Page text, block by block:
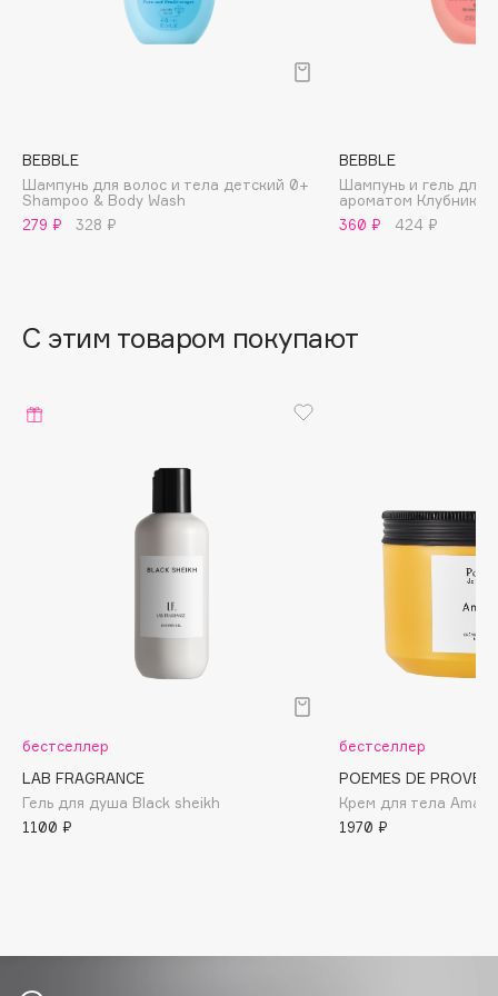
Banderas
Basicare
Batiste
beautyblender
Beverly Hills Polo Club
Boadicea The Victorious
BORK
Brunello Cucinelli
Bvlgari
BEBBLE
Шампунь для волос и тела детский 0+
Shampoo & Body Wash
279 ₽
328 ₽
BEBBLE
Шампунь и гель для
ароматом Клубники
360 ₽
424 ₽
С этим товаром покупают
бестселлер
LAB FRAGRANCE
Гель для душа Black sheikh
1100 ₽
бестселлер
POEMES DE
Крем для тела
1970 ₽